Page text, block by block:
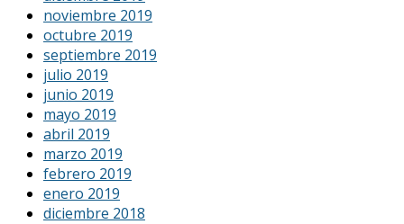
noviembre 2019
octubre 2019
septiembre 2019
julio 2019
junio 2019
mayo 2019
abril 2019
marzo 2019
febrero 2019
enero 2019
diciembre 2018